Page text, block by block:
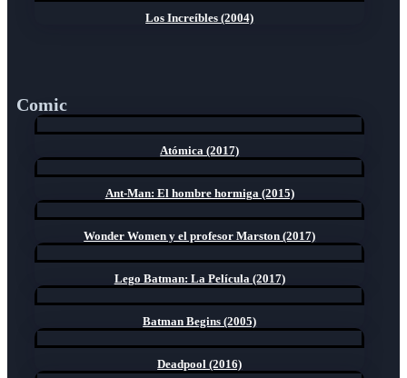
Los Increíbles (2004)
Comic
Atómica (2017)
Ant-Man: El hombre hormiga (2015)
Wonder Women y el profesor Marston (2017)
Lego Batman: La Película (2017)
Batman Begins (2005)
Deadpool (2016)